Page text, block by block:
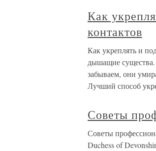
Как
контактов
Как укреплять и
дышащие
забываем, они
Лучший способ
Советы
Советы
Duchess of